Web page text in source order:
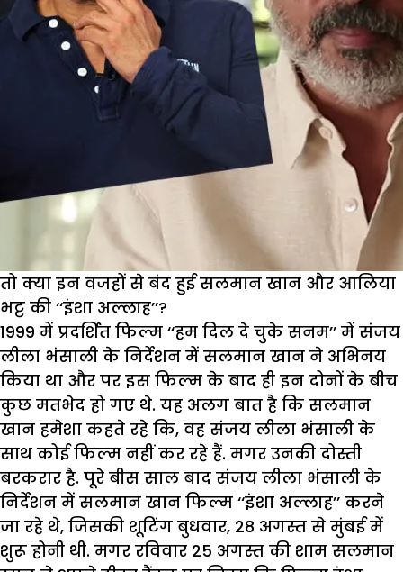
बौस’
में
आने
से
जाने
क्यों
तो क्या इन वजहों से बंद हुई सलमान खान और आलिया
भट्ट की ‘‘इंशा अल्लाह’’?
1999 में प्रदर्शित फिल्म ‘‘हम दिल दे चुके सनम’’ में संजय
लीला भंसाली के निर्देशन में सलमान खान ने अभिनय
किया था और पर इस फिल्म के बाद ही इन दोनों के बीच
कुछ मतभेद हो गए थे. यह अलग बात है कि सलमान
खान हमेशा कहते रहे कि, वह संजय लीला भंसाली के
साथ कोई फिल्म नहीं कर रहे हैं. मगर उनकी दोस्ती
बरकरार है. पूरे बीस साल बाद संजय लीला भंसाली के
निर्देशन में सलमान खान फिल्म ‘‘इंशा अल्लाह’’ करने
जा रहे थे, जिसकी शूटिंग बुधवार, 28 अगस्त से मुंबई में
शुरू होनी थी. मगर रविवार 25 अगस्त की शाम सलमान